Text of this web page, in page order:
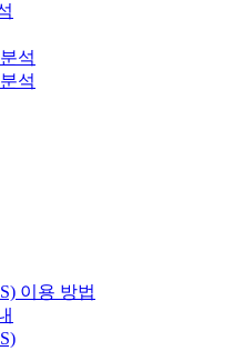
석
석
이용 방법